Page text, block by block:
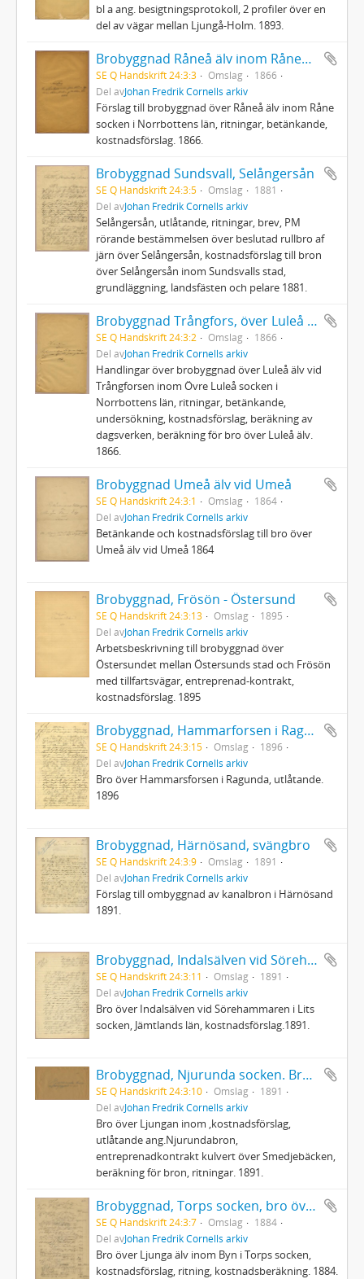
bl a ang. besigtningsprotokoll, 2 profiler över en
del av vägar mellan Ljungå-Holm. 1893.
Brobyggnad Råneå älv inom Råneå socken i Norrbottens län
SE Q Handskrift 24:3:3 Omslag
1866
Del avJohan Fredrik Cornells arkiv
Förslag till brobyggnad över Råneå älv inom Råne
socken i Norrbottens län, ritningar, betänkande,
kostnadsförslag. 1866.
Brobyggnad Sundsvall, Selångersån
SE Q Handskrift 24:3:5 Omslag
1881
Del avJohan Fredrik Cornells arkiv
Selångersån, utlåtande, ritningar, brev, PM
rörande bestämmelsen över beslutad rullbro af
järn över Selångersån, kostnadsförslag till bron
över Selångersån inom Sundsvalls stad,
grundläggning, landsfästen och pelare 1881.
Brobyggnad Trångfors, över Luleå älv
SE Q Handskrift 24:3:2 Omslag
1866
Del avJohan Fredrik Cornells arkiv
Handlingar över brobyggnad över Luleå älv vid
Trångforsen inom Övre Luleå socken i
Norrbottens län, ritningar, betänkande,
undersökning, kostnadsförslag, beräkning av
dagsverken, beräkning för bro över Luleå älv.
1866.
Brobyggnad Umeå älv vid Umeå
SE Q Handskrift 24:3:1 Omslag
1864
Del avJohan Fredrik Cornells arkiv
Betänkande och kostnadsförslag till bro över
Umeå älv vid Umeå 1864
Brobyggnad, Frösön - Östersund
SE Q Handskrift 24:3:13 Omslag
1895
Del avJohan Fredrik Cornells arkiv
Arbetsbeskrivning till brobyggnad över
Östersundet mellan Östersunds stad och Frösön
med tillfartsvägar, entreprenad-kontrakt,
kostnadsförslag. 1895
Brobyggnad, Hammarforsen i Ragunda
SE Q Handskrift 24:3:15 Omslag
1896
Del avJohan Fredrik Cornells arkiv
Bro över Hammarsforsen i Ragunda, utlåtande.
1896
Brobyggnad, Härnösand, svängbro
SE Q Handskrift 24:3:9 Omslag
1891
Del avJohan Fredrik Cornells arkiv
Förslag till ombyggnad av kanalbron i Härnösand
1891.
Brobyggnad, Indalsälven vid Sörehammaren i Lits socken, Jämtlands län
SE Q Handskrift 24:3:11 Omslag
1891
Del avJohan Fredrik Cornells arkiv
Bro över Indalsälven vid Sörehammaren i Lits
socken, Jämtlands län, kostnadsförslag.1891.
Brobyggnad, Njurunda socken. Bro över Ljungan
SE Q Handskrift 24:3:10 Omslag
1891
Del avJohan Fredrik Cornells arkiv
Bro över Ljungan inom ,kostnadsförslag,
utlåtande ang.Njurundabron,
entreprenadkontrakt kulvert över Smedjebäcken,
beräkning för bron, ritningar. 1891.
Brobyggnad, Torps socken, bro över Ljungan inom Byn
SE Q Handskrift 24:3:7 Omslag
1884
Del avJohan Fredrik Cornells arkiv
Bro över Ljunga älv inom Byn i Torps socken,
kostnadsförslag, ritning, kostnadsberäkning. 1884.